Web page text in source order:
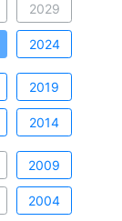
2029
2024
2019
2014
2009
2004